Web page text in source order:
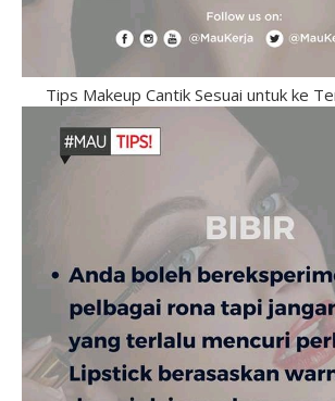
Tips Makeup Cantik Sesuai untuk ke